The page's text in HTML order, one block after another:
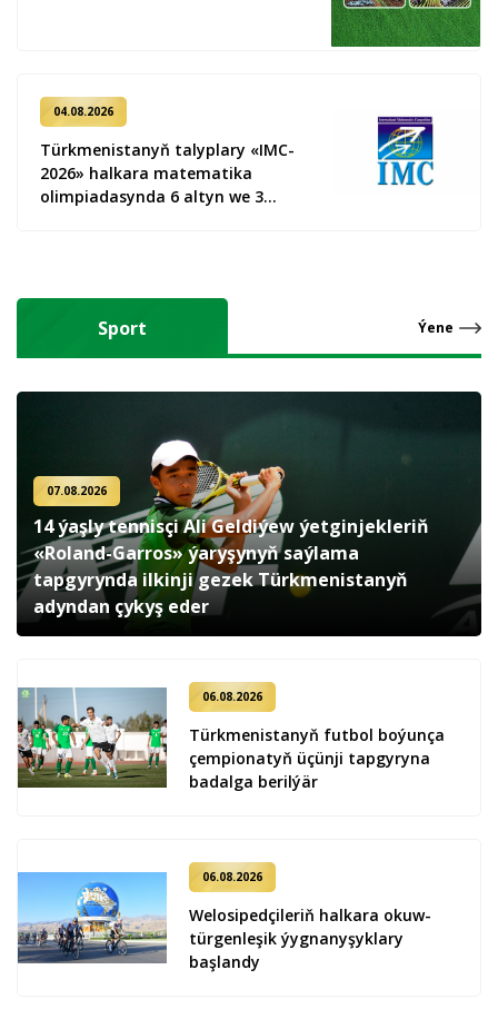
04.08.2026
Türkmenistanyň talyplary «IMC-
2026» halkara matematika
olimpiadasynda 6 altyn we 3
Sport Ýene
07.08.2026
14 ýaşly tennisçi Ali Geldiýew ýetginjekleriň
«Roland-Garros» ýaryşynyň saýlama
tapgyrynda ilkinji gezek Türkmenistanyň
adyndan çykyş eder
06.08.2026
Türkmenistanyň futbol boýunça
çempionatyň üçünji tapgyryna
badalga berilýär
06.08.2026
Welosipedçileriň halkara okuw-
türgenleşik ýygnanyşyklary
başlandy